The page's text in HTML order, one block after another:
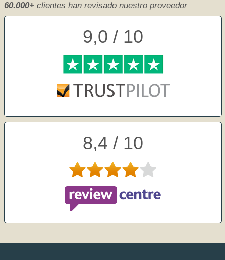
60.000+ clientes han revisado nuestro proveedor
9,0 / 10
8,4 / 10